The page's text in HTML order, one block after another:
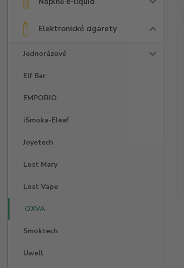
Elektronické cigarety
Jednorázové
Elf Bar
EMPORIO
iSmoka-Eleaf
Joyetech
Lost Mary
Lost Vape
OXVA
Smoktech
Uwell